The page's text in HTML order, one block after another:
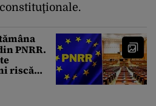
PNRR.
riscă